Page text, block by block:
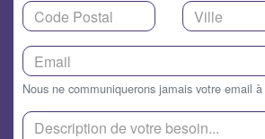
Nous ne communiquerons jamais votre email